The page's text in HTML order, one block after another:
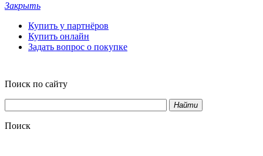
Закрыть
Купить у партнёров
Купить онлайн
Задать вопрос о покупке
Поиск по сайту
Найти
Поиск